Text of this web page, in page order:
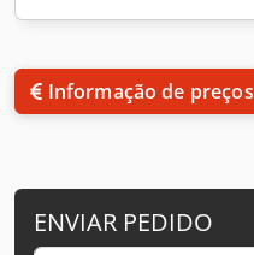
Informação de preços
ENVIAR PEDIDO